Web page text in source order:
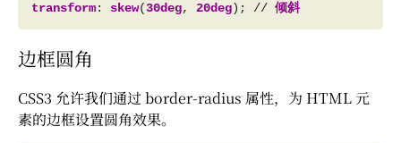
transform: skew(30deg, 20deg); // 倾斜
边框圆角
CSS3 允许我们通过 border-radius 属性，为 HTML 元
素的边框设置圆角效果。